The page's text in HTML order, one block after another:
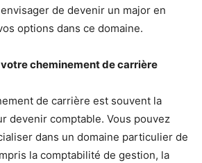
de devenir un major en
options dans ce domaine.
votre cheminement de carrière
de carrière est souvent la
devenir comptable. Vous pouvez
dans un domaine particulier de
la comptabilité de gestion, la